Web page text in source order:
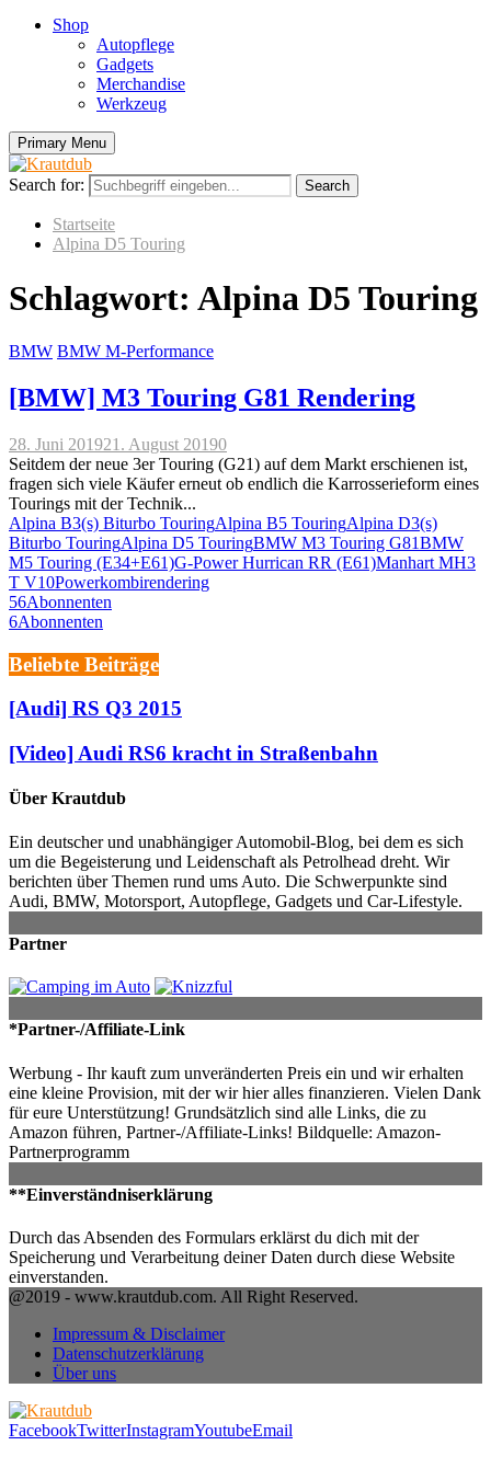
Shop
Autopflege
Gadgets
Merchandise
Werkzeug
Primary Menu
Search for: Search
Startseite
Alpina D5 Touring
Schlagwort: Alpina D5 Touring
BMW BMW M-Performance
[BMW] M3 Touring G81 Rendering
28. Juni 201921. August 20190
Seitdem der neue 3er Touring (G21) auf dem Markt erschienen ist,
fragen sich viele Käufer erneut ob endlich die Karrosserieform eines
Tourings mit der Technik...
Alpina B3(s) Biturbo TouringAlpina B5 TouringAlpina D3(s)
Biturbo TouringAlpina D5 TouringBMW M3 Touring G81BMW
M5 Touring (E34+E61)G-Power Hurrican RR (E61)Manhart MH3
T V10Powerkombirendering
56Abonnenten
6Abonnenten
Beliebte Beiträge
[Audi] RS Q3 2015
[Video] Audi RS6 kracht in Straßenbahn
Über Krautdub
Ein deutscher und unabhängiger Automobil-Blog, bei dem es sich
um die Begeisterung und Leidenschaft als Petrolhead dreht. Wir
berichten über Themen rund ums Auto. Die Schwerpunkte sind
Audi, BMW, Motorsport, Autopflege, Gadgets und Car-Lifestyle.
Partner
*Partner-/Affiliate-Link
Werbung - Ihr kauft zum unveränderten Preis ein und wir erhalten
eine kleine Provision, mit der wir hier alles finanzieren. Vielen Dank
für eure Unterstützung! Grundsätzlich sind alle Links, die zu
Amazon führen, Partner-/Affiliate-Links! Bildquelle: Amazon-
Partnerprogramm
**Einverständniserklärung
Durch das Absenden des Formulars erklärst du dich mit der
Speicherung und Verarbeitung deiner Daten durch diese Website
einverstanden.
@2019 - www.krautdub.com. All Right Reserved.
Impressum & Disclaimer
Datenschutzerklärung
Über uns
FacebookTwitterInstagramYoutubeEmail